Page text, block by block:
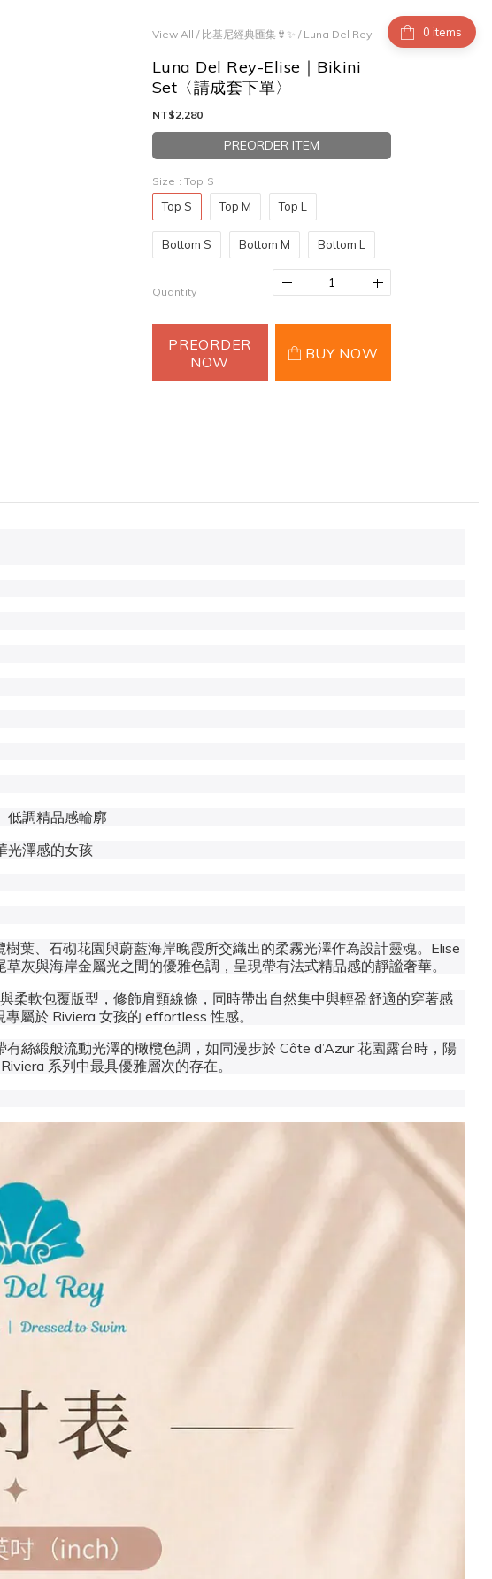
items
View All / 比基尼經典匯集👙✨ / Luna Del Rey
Luna Del Rey-Elise｜Bikini
Set〈請成套下單〉
NT$2,280
PREORDER ITEM
Size : Top S
Top S Top M Top L
Bottom S Bottom M Bottom L
Quantity
PREORDER
NOW
BUY NOW
低調精品感輪廓
光澤感的女孩
葉、石砌花園與蔚藍海岸晚霞所交織出的柔霧光澤作為設計靈魂。 Elise
灰與海岸金屬光之間的優雅色調，呈現帶有法式精品感的靜謐奢華。
柔軟包覆版型，修飾肩頸線條，同時帶出自然集中與輕盈舒適的穿著感
屬於 Riviera 女孩的 effortless 性感。
絲緞般流動光澤的橄欖色調，如同漫步於 Côte d’Azur 花園露台時，陽
系列中最具優雅層次的存在。